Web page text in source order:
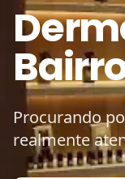
Procurando
realmente